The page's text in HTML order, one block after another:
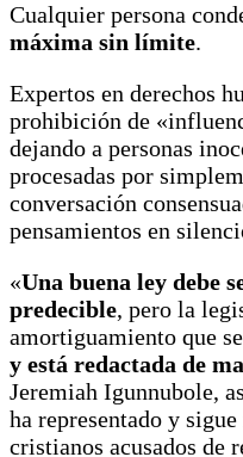
Cualquier persona
máxima sin límite.
Expertos en derechos
prohibición de
dejando a personas
procesadas por
conversación
pensamientos en
«Una buena ley debe
predecible, pero la
amortiguamiento que
y está redactada de
Jeremiah Igunnubole,
ha representado y
cristianos acusados de